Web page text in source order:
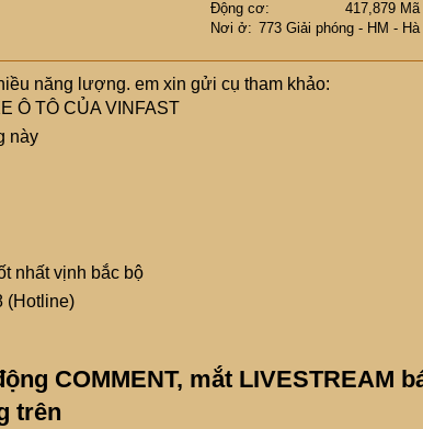
Động cơ
417,879
Nơi ở
773 Giải phóng - HM - Hà
năng lượng. em xin gửi cụ tham khảo:
Ô TÔ CỦA VINFAST
này
nhất vịnh bắc bộ
(Hotline)
COMMENT, mắt LIVESTREAM
trên